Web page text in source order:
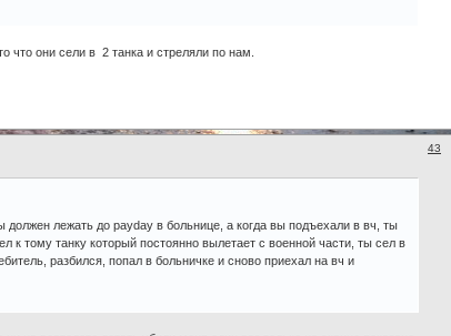
что они сели в 2 танка и стреляли по нам.
43
лежать до payday в больнице, а когда вы подъехали в вч, ты
к тому танку который постоянно вылетает с военной части, ты сел в
разбился, попал в больничке и сново приехал на вч и